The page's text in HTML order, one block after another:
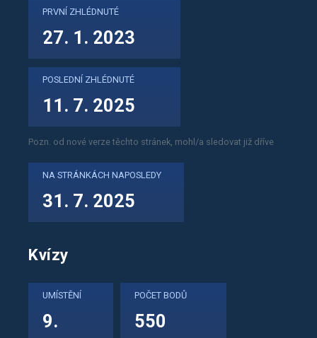
PRVNÍ ZHLÉDNUTÉ
27. 1. 2023
POSLEDNÍ ZHLÉDNUTÉ
11. 7. 2025
Pozn. od nové verze těchto stránek, mohl/a sledovat již dříve
NA STRÁNKÁCH NAPOSLEDY
31. 7. 2025
Kvízy
UMÍSTĚNÍ
9.
POČET BODŮ
550